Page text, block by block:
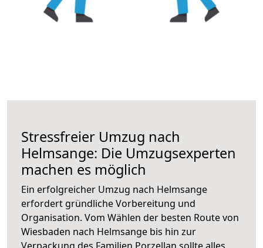
Stressfreier Umzug nach
Helmsange: Die Umzugsexperten
machen es möglich
Ein erfolgreicher Umzug nach Helmsange
erfordert gründliche Vorbereitung und
Organisation. Vom Wählen der besten Route von
Wiesbaden nach Helmsange bis hin zur